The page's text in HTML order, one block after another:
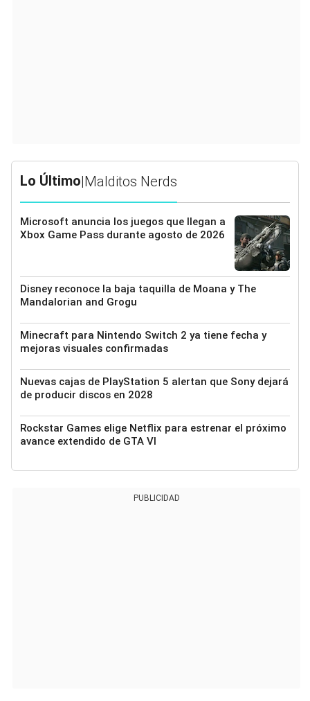
Lo Último|Malditos Nerds
Microsoft anuncia los juegos que llegan a
Xbox Game Pass durante agosto de 2026
Disney reconoce la baja taquilla de Moana y The
Mandalorian and Grogu
Minecraft para Nintendo Switch 2 ya tiene fecha y
mejoras visuales confirmadas
Nuevas cajas de PlayStation 5 alertan que Sony dejará
de producir discos en 2028
Rockstar Games elige Netflix para estrenar el próximo
avance extendido de GTA VI
PUBLICIDAD